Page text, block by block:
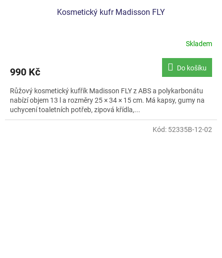
Kosmetický kufr Madisson FLY
je
z
5
hvězdiček.
Skladem
990 Kč Do košíku
Růžový kosmetický kufřík Madisson FLY z ABS a polykarbonátu
nabízí objem 13 l a rozměry 25 × 34 × 15 cm. Má kapsy, gumy na
uchycení toaletních potřeb, zipová křídla,...
Kód: 52335B-12-02